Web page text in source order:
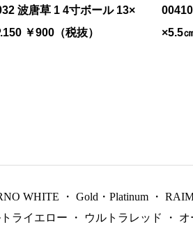
波唐草 1 4寸ボール 13×
￥900（税抜）
×5.5
WHITE ・ Gold・Platinum ・
ライエロー ・ ウルトラレッド ・ オ